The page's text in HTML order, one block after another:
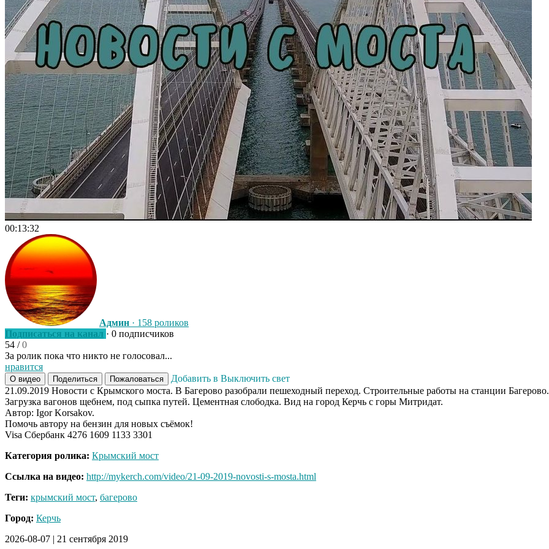
00:13:32
Админ · 158 роликов
Подписаться на канал · 0 подписчиков
54 /0
За ролик пока что никто не голосовал...
нравится
О видео Поделиться Пожаловаться Добавить в Выключить свет
21.09.2019 Новости с Крымского моста. В Багерово разобрали пешеходный переход. Строительные работы на станции Багерово.
Загрузка вагонов щебнем, под сыпка путей. Цементная слободка. Вид на город Керчь с горы Митридат.
Автор: Igor Korsakov.
Помочь автору на бензин для новых съёмок!
Visa Сбербанк 4276 1609 1133 3301
Категория ролика: Крымский мост
Ссылка на видео: http://mykerch.com/video/21-09-2019-novosti-s-mosta.html
Теги: крымский мост, багерово
Город: Керчь
2026-08-07 | 21 сентября 2019